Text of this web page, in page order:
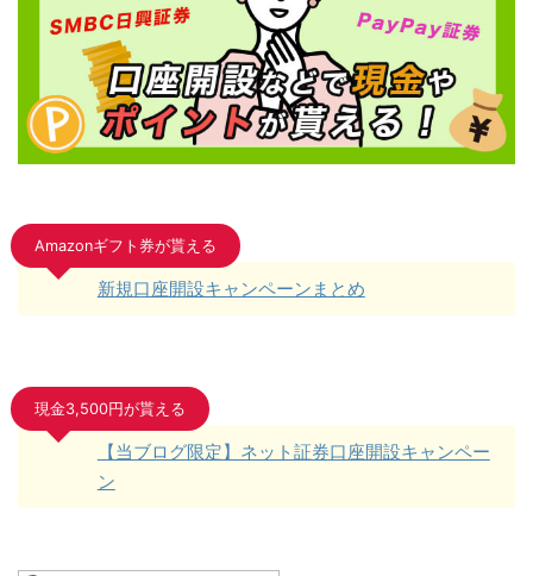
Amazonギフト券が貰える
新規口座開設キャンペーンまとめ
現金3,500円が貰える
【当ブログ限定】ネット証券口座開設キャンペー
ン